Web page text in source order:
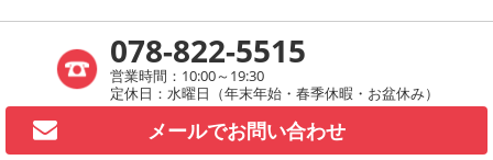
078-822-5515
営業時間：10:00～19:30
定休日：水曜日（年末年始・春季休暇・お盆休み）
メールでお問い合わせ